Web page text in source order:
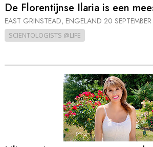
De Florentijnse Ilaria is een
EAST GRINSTEAD, ENGELAND 20
SCIENTOLOGISTS @LIFE